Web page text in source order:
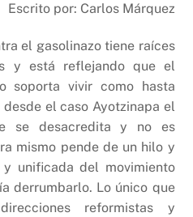
p
y
Li
n
k
Escrito por: Carlos Márquez
el gasolinazo tiene raíces
y está reflejando que el
soporta vivir como hasta
el caso Ayotzinapa el
se desacredita y no es
mismo pende de un hilo y
unificada del movimiento
derrumbarlo. Lo único que
reformistas y